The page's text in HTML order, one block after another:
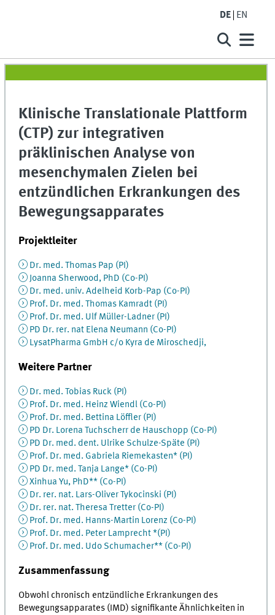
DE EN
Klinische Translationale Plattform
(CTP) zur integrativen
präklinischen Analyse von
mesenchymalen Zielen bei
entzündlichen Erkrankungen des
Bewegungsapparates
Projektleiter
Dr. med. Thomas Pap (PI)
Joanna Sherwood, PhD (Co-PI)
Dr. med. univ. Adelheid Korb-Pap (Co-PI)
Prof. Dr. med. Thomas Kamradt (PI)
Prof. Dr. med. Ulf Müller-Ladner (PI)
PD Dr. rer. nat Elena Neumann (Co-PI)
LysatPharma GmbH c/o Kyra de Miroschedji,
Weitere Partner
Dr. med. Tobias Ruck (PI)
Prof. Dr. med. Heinz Wiendl (Co-PI)
Prof. Dr. med. Bettina Löffler (PI)
PD Dr. Lorena Tuchscherr de Hauschopp (Co-PI)
PD Dr. med. dent. Ulrike Schulze-Späte (PI)
Prof. Dr. med. Gabriela Riemekasten* (PI)
PD Dr. med. Tanja Lange* (Co-PI)
Xinhua Yu, PhD** (Co-PI)
Dr. rer. nat. Lars-Oliver Tykocinski (PI)
Dr. rer. nat. Theresa Tretter (Co-PI)
Prof. Dr. med. Hanns-Martin Lorenz (Co-PI)
Prof. Dr. med. Peter Lamprecht *(PI)
Prof. Dr. med. Udo Schumacher** (Co-PI)
Zusammenfassung
Obwohl chronisch entzündliche Erkrankungen des
Bewegungsapparates (IMD) signifikante Ähnlichkeiten in